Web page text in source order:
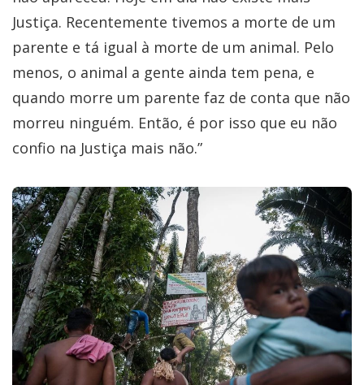
Justiça. Recentemente tivemos a morte de um
parente e tá igual à morte de um animal. Pelo
menos, o animal a gente ainda tem pena, e
quando morre um parente faz de conta que não
morreu ninguém. Então, é por isso que eu não
confio na Justiça mais não.”